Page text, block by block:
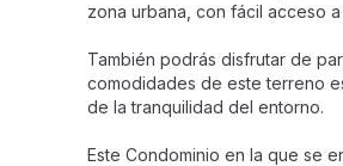
zona urbana, con fácil acceso
También podrás disfrutar de
comodidades de este terreno
de la tranquilidad del entorno.
Este Condominio en la que se